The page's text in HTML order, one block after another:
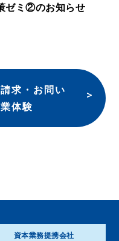
ゼミ②のお知らせ
求・お問い
体験
資本業務提携会社